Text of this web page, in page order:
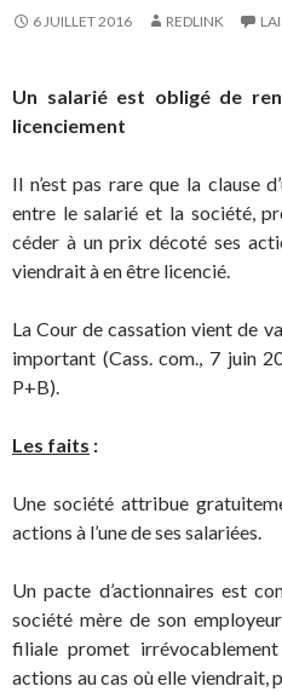
6 JUILLET 2016 REDLINK
Un salarié est obligé de
licenciement
Il n’est pas rare que la clause
entre le salarié et la société,
céder à un prix décoté ses
viendrait à en être licencié.
La Cour de cassation vient de
important (Cass. com., 7 juin
P+B).
Les faits :
Une société attribue
actions à l’une de ses salariées.
Un pacte d’actionnaires est
société mère de son
filiale promet
actions au cas où elle viendrait,